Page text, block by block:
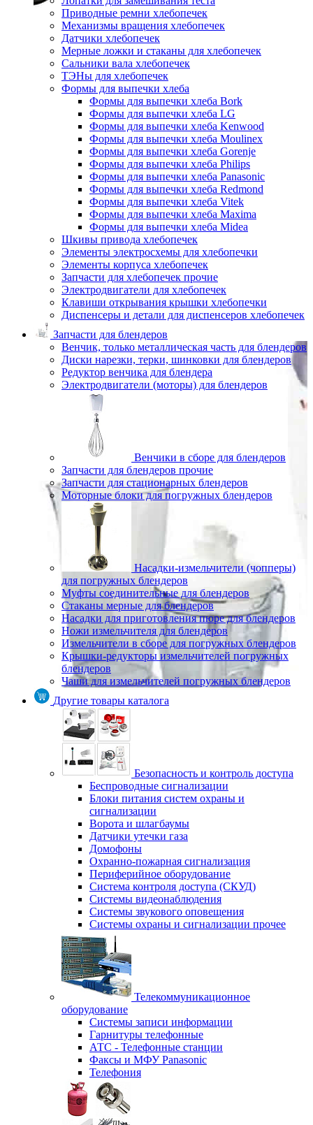
Приводные ремни хлебопечек
Механизмы вращения хлебопечек
Датчики хлебопечек
Мерные ложки и стаканы для хлебопечек
Сальники вала хлебопечек
ТЭНы для хлебопечек
Формы для выпечки хлеба
Формы для выпечки хлеба Bork
Формы для выпечки хлеба LG
Формы для выпечки хлеба Kenwood
Формы для выпечки хлеба Moulinex
Формы для выпечки хлеба Gorenje
Формы для выпечки хлеба Philips
Формы для выпечки хлеба Panasonic
Формы для выпечки хлеба Redmond
Формы для выпечки хлеба Vitek
Формы для выпечки хлеба Maxima
Формы для выпечки хлеба Midea
Шкивы привода хлебопечек
Элементы электросхемы для хлебопечки
Элементы корпуса хлебопечек
Запчасти для хлебопечек прочие
Электродвигатели для хлебопечек
Клавиши открывания крышки хлебопечки
Диспенсеры и детали для диспенсеров хлебопечек
Запчасти для блендеров
Венчик, только металлическая часть для блендеров
Диски нарезки, терки, шинковки для блендеров
Редуктор венчика для блендера
Электродвигатели (моторы) для блендеров
Венчики в сборе для блендеров
Запчасти для блендеров прочие
Запчасти для стационарных блендеров
Моторные блоки для погружных блендеров
Насадки-измельчители (чопперы)
для погружных блендеров
Муфты соединительные для блендеров
Стаканы мерные для блендеров
Насадки для приготовления пюре для блендеров
Ножи измельчителя для блендеров
Измельчители в сборе для погружных блендеров
Крышки-редукторы измельчителей погружных
блендеров
Чаши для измельчителей погружных блендеров
Другие товары каталога
Безопасность и контроль доступа
Беспроводные сигнализации
Блоки питания систем охраны и
сигнализации
Ворота и шлагбаумы
Датчики утечки газа
Домофоны
Охранно-пожарная сигнализация
Периферийное оборудование
Система контроля доступа (СКУД)
Системы видеонаблюдения
Системы звукового оповещения
Системы охраны и сигнализации прочее
Телекоммуникационное
оборудование
Системы записи информации
Гарнитуры телефонные
АТС - Телефонные станции
Факсы и МФУ Panasonic
Телефония